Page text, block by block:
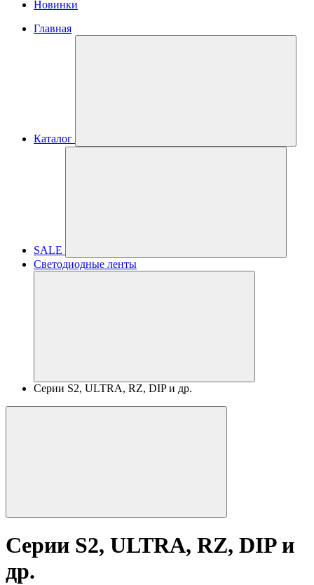
Новинки
Главная
Каталог
SALE
Светодиодные ленты
Серии S2, ULTRA, RZ, DIP и др.
Серии S2, ULTRA, RZ, DIP и
др.